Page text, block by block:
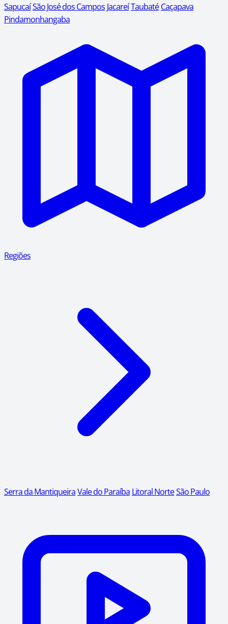
SapucaíSão José dos Campos JacareíTaubaté Caçapava
Pindamonhangaba
Regiões
Serra da MantiqueiraVale do Paraíba Litoral NorteSão Paulo